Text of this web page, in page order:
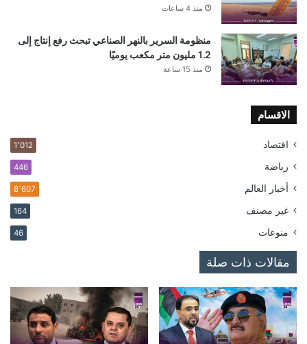
منذ 4 ساعات
منظومة السرير بالنهر الصناعي تبحث رفع إنتاج إلى
1.2 مليون متر مكعب يوميًا
منذ 15 ساعة
الاقسام
اقتصاد 1٬012
رياضة 446
أخبار العالم 8٬607
غير مصنف 164
منوعات 46
مقالات ذات صلة